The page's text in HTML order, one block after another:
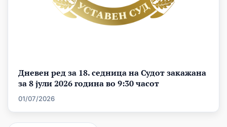
Дневен ред за 18. седница на Судот закажана
за 8 јули 2026 година во 9:30 часот
01/07/2026